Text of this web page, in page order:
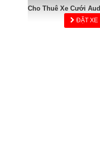
Cho Thuê Xe Cưới
ĐẶT XE